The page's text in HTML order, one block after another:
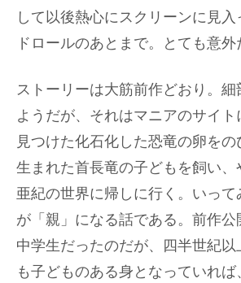
して以後熱心にスクリーンに見
ドロールのあとまで。とても意外
ストーリーは大筋前作どおり。細
ようだが、それはマニアのサイ
見つけた化石化した恐竜の卵をの
生まれた首長竜の子どもを飼い、
亜紀の世界に帰しに行く。いって
が「親」になる話である。前作公
中学生だったのだが、四半世紀以
も子どものある身となっていれ